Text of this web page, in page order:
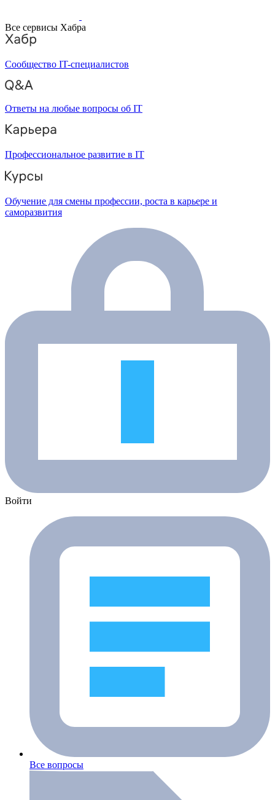
Все сервисы Хабра
Сообщество IT-специалистов
Ответы на любые вопросы об IT
Профессиональное развитие в IT
Обучение для смены профессии, роста в карьере и
саморазвития
Войти
Все вопросы